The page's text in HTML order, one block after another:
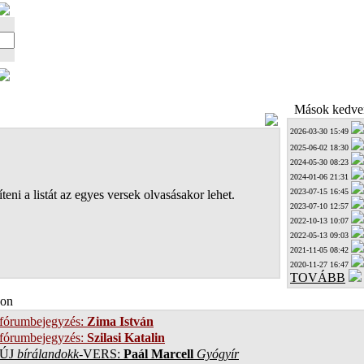
a listát az egyes versek olvasásakor lehet.
Mások
2026-03-30 15:49
2025-06-02 18:30
2024-05-30 08:23
2024-01-06 21:31
2023-07-15 16:45
2023-07-10 12:57
2022-10-13 10:07
2022-05-13 09:03
2021-11-05 08:42
2020-11-27 16:47
TOVÁBB
Zima István
Szilasi Katalin
bírálandokk-VERS: Paál Marcell Gyógyír